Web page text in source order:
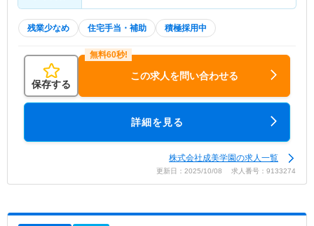
残業少なめ 住宅手当・補助 積極採用中
保存する
この求人を問い合わせる
詳細を見る
株式会社成美学園の求人一覧
更新日：2025/10/08 求人番号：9133274